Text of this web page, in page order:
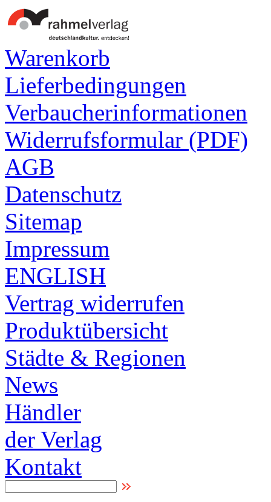
Warenkorb
Lieferbedingungen
Verbaucherinformationen
Widerrufsformular (PDF)
AGB
Datenschutz
Sitemap
Impressum
ENGLISH
Vertrag widerrufen
Produktübersicht
Städte & Regionen
News
Händler
der Verlag
Kontakt